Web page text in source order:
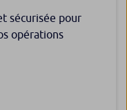
sécurisée pour
opérations